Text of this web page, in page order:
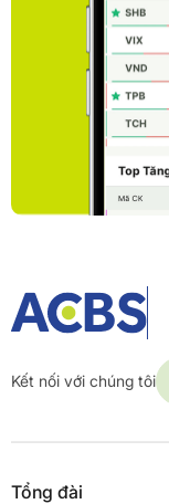
Kết nối với chúng tôi
Tổng đài